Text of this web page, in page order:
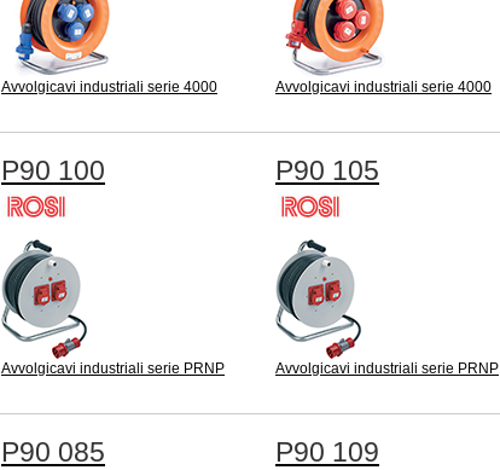
Avvolgicavi industriali serie 4000 Avvolgicavi industriali serie 4000
P90 100
Avvolgicavi industriali serie PRNP
P90 105
Avvolgicavi industriali serie PRNP
P90 085 P90 109